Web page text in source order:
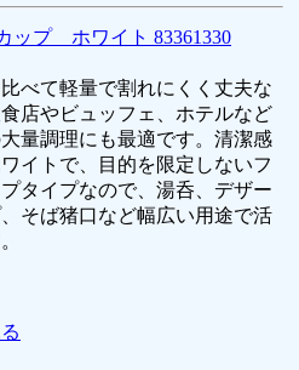
ップ ホワイト 83361330
べて軽量で割れにくく丈夫な
店やビュッフェ、ホテルなど
量調理にも最適です。清潔感
イトで、目的を限定しないフ
タイプなので、湯呑、デザー
、そば猪口など幅広い用途で活